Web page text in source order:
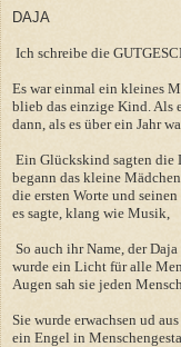
DAJA
Ich schreibe die
Es war einmal ein kleines
blieb das einzige Kind. Als
dann, als es über ein Jahr
Ein Glückskind sagten die
begann das kleine
die ersten Worte und
es sagte, klang wie Musik,
So auch ihr Name, der
wurde ein Licht für alle
Augen sah sie jeden
Sie wurde erwachsen ud
ein Engel in